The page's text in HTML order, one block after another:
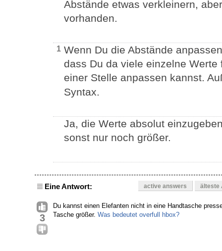
Abstände etwas verkleinern,
vorhanden.
1 Wenn Du die Abstände
dass Du da viele einzelne
einer Stelle anpassen kannst.
Syntax.
Ja, die Werte absolut
sonst nur noch größer.
Eine Antwort: active answers älteste
3
Du kannst einen Elefanten nicht in eine Handtasche
Tasche größer. Was bedeutet overfull hbox?